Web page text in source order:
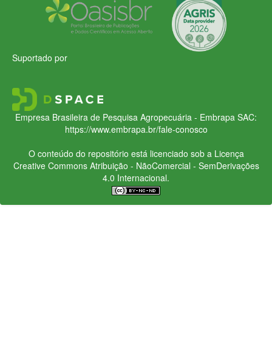
Suportado por
Empresa Brasileira de Pesquisa Agropecuária - Embrapa SAC:
https://www.embrapa.br/fale-conosco
O conteúdo do repositório está licenciado sob a Licença
Creative CommonsAtribuição - NãoComercial - SemDerivações
4.0 Internacional.